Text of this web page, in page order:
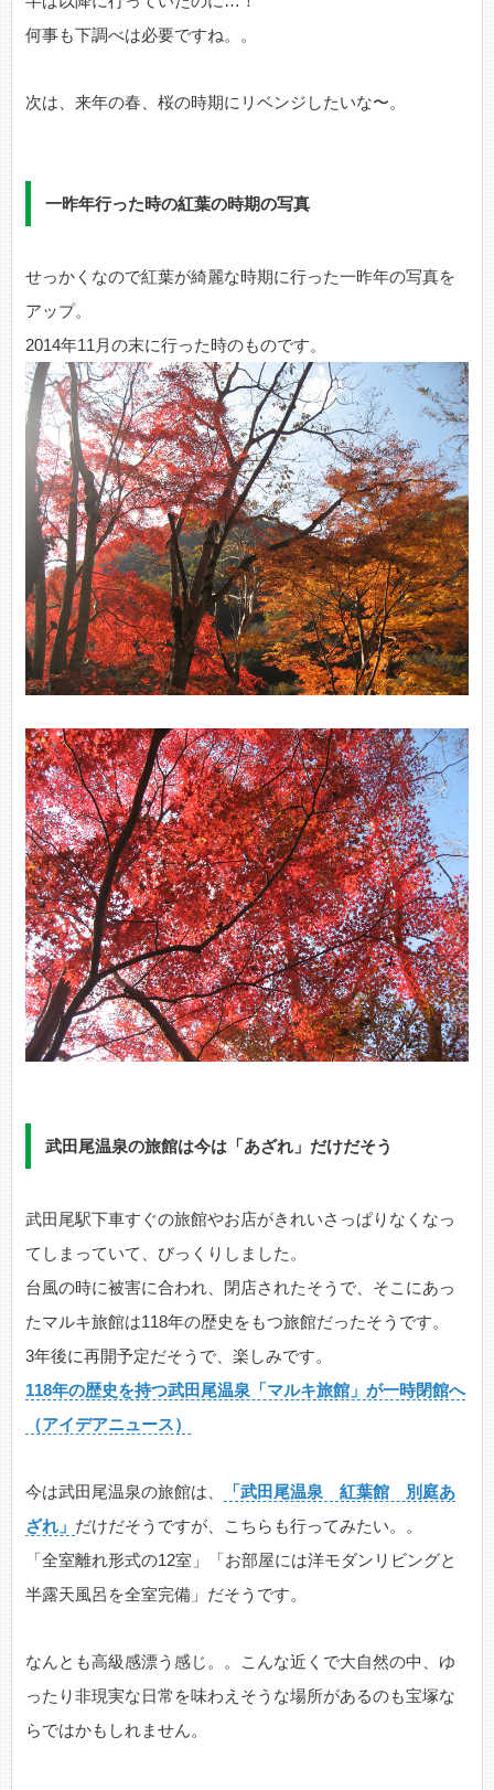
何事も下調べは必要ですね。。
次は、来年の春、桜の時期にリベンジしたいな〜。
一昨年行った時の紅葉の時期の写真
せっかくなので紅葉が綺麗な時期に行った一昨年の写真を
アップ。
2014年11月の末に行った時のものです。
武田尾温泉の旅館は今は「あざれ」だけだそう
武田尾駅下車すぐの旅館やお店がきれいさっぱりなくなっ
てしまっていて、びっくりしました。
台風の時に被害に合われ、閉店されたそうで、そこにあっ
たマルキ旅館は118年の歴史をもつ旅館だったそうです。
3年後に再開予定だそうで、楽しみです。
118年の歴史を持つ武田尾温泉「マルキ旅館」が一時閉館へ
（アイデアニュース）
今は武田尾温泉の旅館は、
「武田尾温泉 紅葉館 別庭あ
ざれ」 だけだそうですが、こちらも行ってみたい。。
「全室離れ形式の12室」「お部屋には洋モダンリビングと
半露天風呂を全室完備」だそうです。
なんとも高級感漂う感じ。。こんな近くで大自然の中、ゆ
ったり非現実な日常を味わえそうな場所があるのも宝塚な
らではかもしれません。